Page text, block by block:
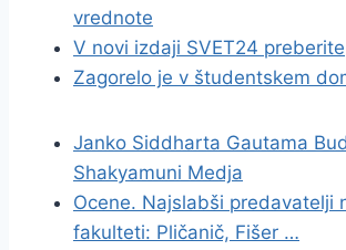
vrednote
V novi izdaji SVET24 preberite
Zagorelo je v študentskem
Janko Siddharta Gautama
Shakyamuni Medja
Ocene. Najslabši predavatelji
fakulteti: Pličanič, Fišer …